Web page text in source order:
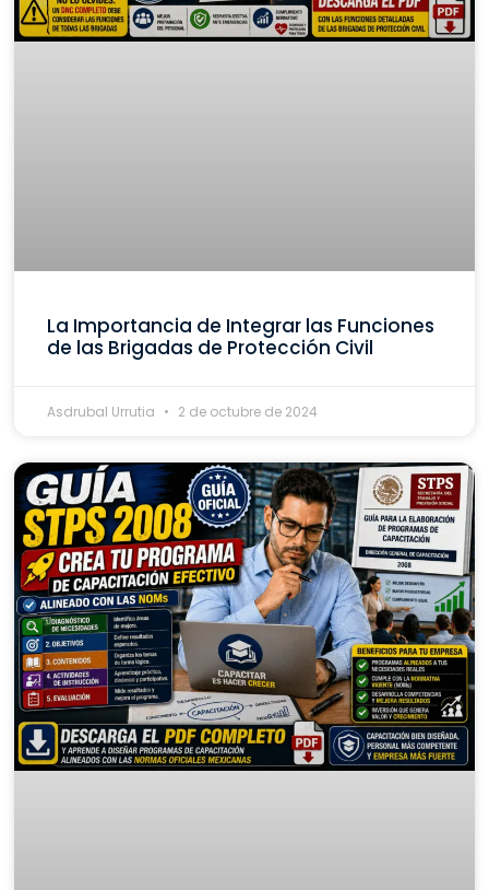
La Importancia de Integrar las Funciones
de las Brigadas de Protección Civil
Asdrubal Urrutia 2 de octubre de 2024